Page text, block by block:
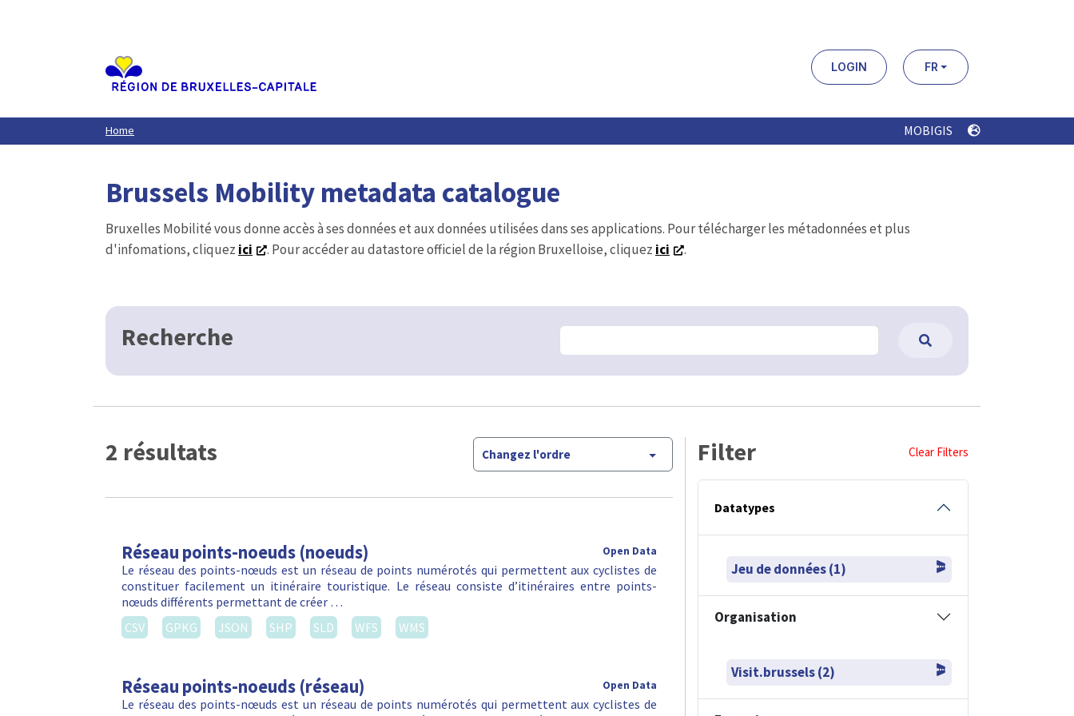
LOGIN FR
Home MOBIGIS
Brussels Mobility metadata catalogue
Bruxelles Mobilité vous donne accès à ses données et aux données utilisées dans ses applications. Pour télécharger les métadonnées et plus
d'infomations, cliquez ici . Pour accéder au datastore officiel de la région Bruxelloise, cliquez ici .
Recherche
2 résultats Changez l'ordre
Réseau points-noeuds (noeuds) Open Data
Le réseau des points-nœuds est un réseau de points numérotés qui permettent aux cyclistes de
constituer facilement un itinéraire touristique. Le réseau consiste d’itinéraires entre points-
nœuds différents permettant de créer …
CSV
GPKG JSON SHP SLD WFS WMS
Réseau points-noeuds (réseau) Open Data
Le réseau des points-nœuds est un réseau de points numérotés qui permettent aux cyclistes de
Filter Clear Filters
Datatypes
Jeu de données (1)
Organisation
Visit.brussels (2)